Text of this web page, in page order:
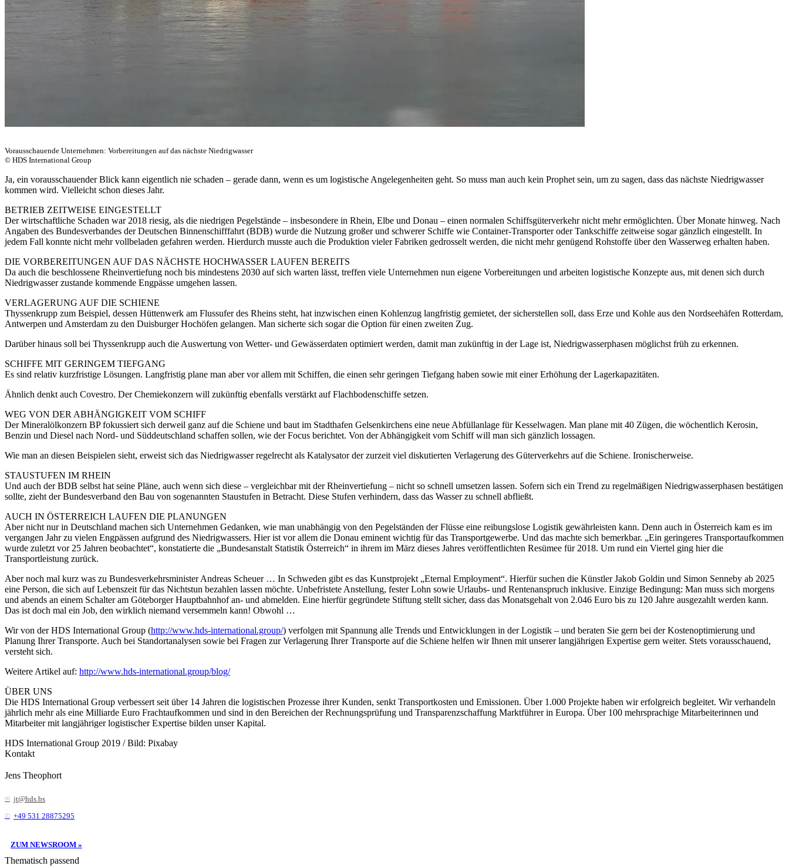
Vorausschauende Unternehmen: Vorbereitungen auf das nächste Niedrigwasser
© HDS International Group
Ja, ein vorausschauender Blick kann eigentlich nie schaden – gerade dann, wenn es um logistische Angelegenheiten geht. So muss man auch kein Prophet sein, um zu sagen, dass das nächste Niedrigwasser
kommen wird. Vielleicht schon dieses Jahr.
BETRIEB ZEITWEISE EINGESTELLT
Der wirtschaftliche Schaden war 2018 riesig, als die niedrigen Pegelstände – insbesondere in Rhein, Elbe und Donau – einen normalen Schiffsgüterverkehr nicht mehr ermöglichten. Über Monate hinweg. Nach
Angaben des Bundesverbandes der Deutschen Binnenschifffahrt (BDB) wurde die Nutzung großer und schwerer Schiffe wie Container-Transporter oder Tankschiffe zeitweise sogar gänzlich eingestellt. In
jedem Fall konnte nicht mehr vollbeladen gefahren werden. Hierdurch musste auch die Produktion vieler Fabriken gedrosselt werden, die nicht mehr genügend Rohstoffe über den Wasserweg erhalten haben.
DIE VORBEREITUNGEN AUF DAS NÄCHSTE HOCHWASSER LAUFEN BEREITS
Da auch die beschlossene Rheinvertiefung noch bis mindestens 2030 auf sich warten lässt, treffen viele Unternehmen nun eigene Vorbereitungen und arbeiten logistische Konzepte aus, mit denen sich durch
Niedrigwasser zustande kommende Engpässe umgehen lassen.
VERLAGERUNG AUF DIE SCHIENE
Thyssenkrupp zum Beispiel, dessen Hüttenwerk am Flussufer des Rheins steht, hat inzwischen einen Kohlenzug langfristig gemietet, der sicherstellen soll, dass Erze und Kohle aus den Nordseehäfen Rotterdam,
Antwerpen und Amsterdam zu den Duisburger Hochöfen gelangen. Man sicherte sich sogar die Option für einen zweiten Zug.
Darüber hinaus soll bei Thyssenkrupp auch die Auswertung von Wetter- und Gewässerdaten optimiert werden, damit man zukünftig in der Lage ist, Niedrigwasserphasen möglichst früh zu erkennen.
SCHIFFE MIT GERINGEM TIEFGANG
Es sind relativ kurzfristige Lösungen. Langfristig plane man aber vor allem mit Schiffen, die einen sehr geringen Tiefgang haben sowie mit einer Erhöhung der Lagerkapazitäten.
Ähnlich denkt auch Covestro. Der Chemiekonzern will zukünftig ebenfalls verstärkt auf Flachbodenschiffe setzen.
WEG VON DER ABHÄNGIGKEIT VOM SCHIFF
Der Mineralölkonzern BP fokussiert sich derweil ganz auf die Schiene und baut im Stadthafen Gelsenkirchens eine neue Abfüllanlage für Kesselwagen. Man plane mit 40 Zügen, die wöchentlich Kerosin,
Benzin und Diesel nach Nord- und Süddeutschland schaffen sollen, wie der Focus berichtet. Von der Abhängigkeit vom Schiff will man sich gänzlich lossagen.
Wie man an diesen Beispielen sieht, erweist sich das Niedrigwasser regelrecht als Katalysator der zurzeit viel diskutierten Verlagerung des Güterverkehrs auf die Schiene. Ironischerweise.
STAUSTUFEN IM RHEIN
Und auch der BDB selbst hat seine Pläne, auch wenn sich diese – vergleichbar mit der Rheinvertiefung – nicht so schnell umsetzen lassen. Sofern sich ein Trend zu regelmäßigen Niedrigwasserphasen bestätigen
sollte, zieht der Bundesverband den Bau von sogenannten Staustufen in Betracht. Diese Stufen verhindern, dass das Wasser zu schnell abfließt.
AUCH IN ÖSTERREICH LAUFEN DIE PLANUNGEN
Aber nicht nur in Deutschland machen sich Unternehmen Gedanken, wie man unabhängig von den Pegelständen der Flüsse eine reibungslose Logistik gewährleisten kann. Denn auch in Österreich kam es im
vergangen Jahr zu vielen Engpässen aufgrund des Niedrigwassers. Hier ist vor allem die Donau eminent wichtig für das Transportgewerbe. Und das machte sich bemerkbar. „Ein geringeres Transportaufkommen
wurde zuletzt vor 25 Jahren beobachtet“, konstatierte die „Bundesanstalt Statistik Österreich“ in ihrem im März dieses Jahres veröffentlichten Resümee für 2018. Um rund ein Viertel ging hier die
Transportleistung zurück.
Aber noch mal kurz was zu Bundesverkehrsminister Andreas Scheuer … In Schweden gibt es das Kunstprojekt „Eternal Employment“. Hierfür suchen die Künstler Jakob Goldin und Simon Senneby ab 2025
eine Person, die sich auf Lebenszeit für das Nichtstun bezahlen lassen möchte. Unbefristete Anstellung, fester Lohn sowie Urlaubs- und Rentenanspruch inklusive. Einzige Bedingung: Man muss sich morgens
und abends an einem Schalter am Göteborger Hauptbahnhof an- und abmelden. Eine hierfür gegründete Stiftung stellt sicher, dass das Monatsgehalt von 2.046 Euro bis zu 120 Jahre ausgezahlt werden kann.
Das ist doch mal ein Job, den wirklich niemand versemmeln kann! Obwohl …
Wir von der HDS International Group (http://www.hds-international.group/) verfolgen mit Spannung alle Trends und Entwicklungen in der Logistik – und beraten Sie gern bei der Kostenoptimierung und
Planung Ihrer Transporte. Auch bei Standortanalysen sowie bei Fragen zur Verlagerung Ihrer Transporte auf die Schiene helfen wir Ihnen mit unserer langjährigen Expertise gern weiter. Stets vorausschauend,
versteht sich.
Weitere Artikel auf: http://www.hds-international.group/blog/
ÜBER UNS
Die HDS International Group verbessert seit über 14 Jahren die logistischen Prozesse ihrer Kunden, senkt Transportkosten und Emissionen. Über 1.000 Projekte haben wir erfolgreich begleitet. Wir verhandeln
jährlich mehr als eine Milliarde Euro Frachtaufkommen und sind in den Bereichen der Rechnungsprüfung und Transparenzschaffung Marktführer in Europa. Über 100 mehrsprachige Mitarbeiterinnen und
Mitarbeiter mit langjähriger logistischer Expertise bilden unser Kapital.
HDS International Group 2019 / Bild: Pixabay
Kontakt
Jens Theophort
jt@hds.bs
+49 531 28875295
ZUM NEWSROOM »
Thematisch passend